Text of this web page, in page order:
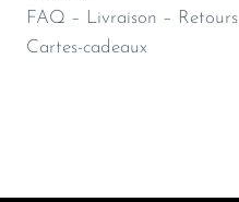
FAQ – Livraison – Retours
Cartes-cadeaux